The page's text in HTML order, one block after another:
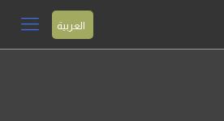
العربية